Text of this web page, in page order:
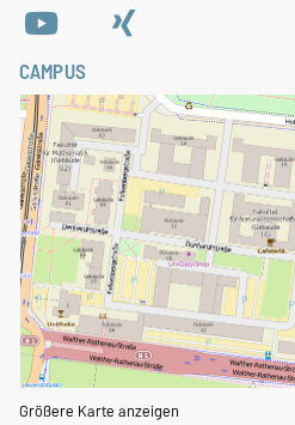
CAMPUS
Größere Karte anzeigen